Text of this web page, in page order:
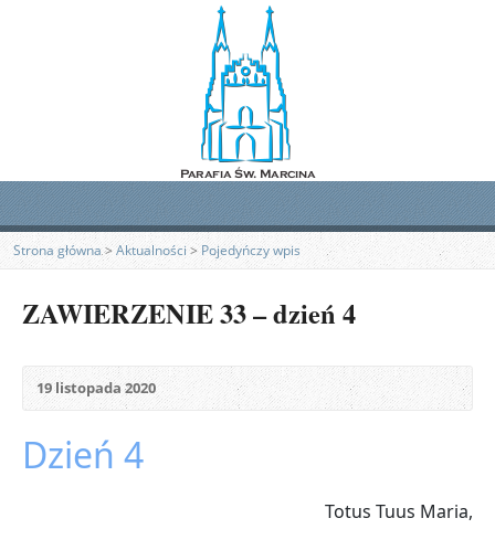
Strona główna> Aktualności > Pojedyńczy wpis
ZAWIERZENIE 33 – dzień 4
19 listopada 2020
Dzień 4
Totus Tuus Maria,